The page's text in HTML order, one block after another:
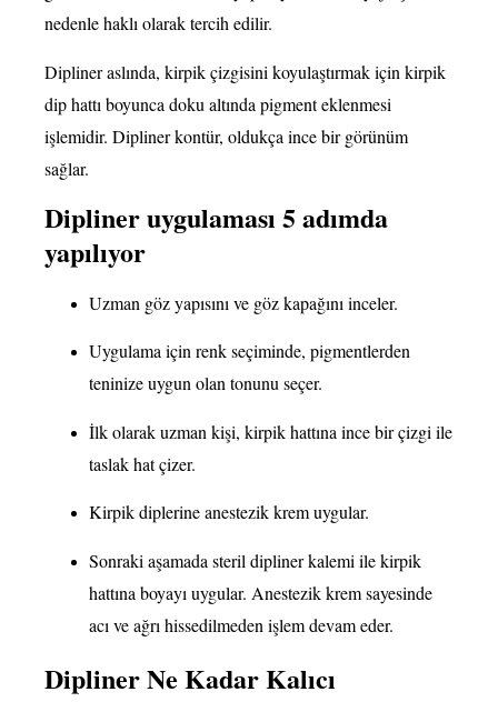
nedenle haklı olarak tercih edilir.
Dipliner aslında, kirpik çizgisini koyulaştırmak için kirpik
dip hattı boyunca doku altında pigment eklenmesi
işlemidir. Dipliner kontür, oldukça ince bir görünüm
sağlar.
Dipliner uygulaması 5 adımda
yapılıyor
Uzman göz yapısını ve göz kapağını inceler.
Uygulama için renk seçiminde, pigmentlerden
teninize uygun olan tonunu seçer.
İlk olarak uzman kişi, kirpik hattına ince bir çizgi ile
taslak hat çizer.
Kirpik diplerine anestezik krem uygular.
Sonraki aşamada steril dipliner kalemi ile kirpik
hattına boyayı uygular. Anestezik krem sayesinde
acı ve ağrı hissedilmeden işlem devam eder.
Dipliner Ne Kadar Kalıcı